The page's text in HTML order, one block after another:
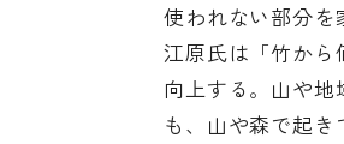
使われない部分を
江原氏は「竹か
向上する。山や
も、山や森で起き